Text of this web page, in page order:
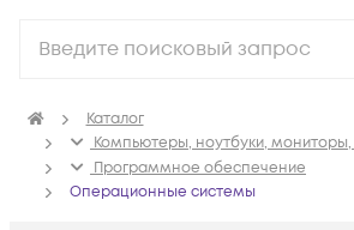
Каталог
Компьютеры, ноутбуки, мониторы,
Программное обеспечение
Операционные системы